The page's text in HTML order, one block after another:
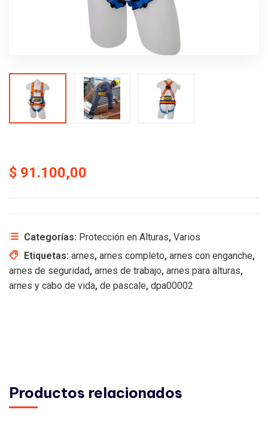
$ 91.100,00
Categorías: Protección en Alturas, Varios
Etiquetas: arnes, arnes completo, arnes con enganche,
arnes de seguridad, arnes de trabajo, arnes para alturas,
arnes y cabo de vida, de pascale, dpa00002
Productos relacionados